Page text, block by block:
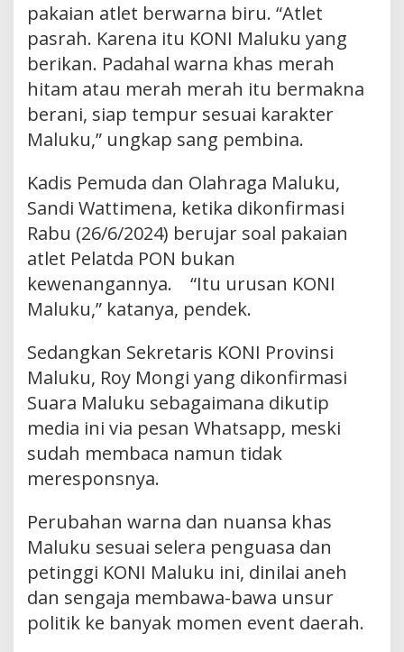
pakaian atlet berwarna biru. “Atlet
pasrah. Karena itu KONI Maluku yang
berikan. Padahal warna khas merah
hitam atau merah merah itu bermakna
berani, siap tempur sesuai karakter
Maluku,” ungkap sang pembina.
Kadis Pemuda dan Olahraga Maluku,
Sandi Wattimena, ketika dikonfirmasi
Rabu (26/6/2024) berujar soal pakaian
atlet Pelatda PON bukan
kewenangannya. “Itu urusan KONI
Maluku,” katanya, pendek.
Sedangkan Sekretaris KONI Provinsi
Maluku, Roy Mongi yang dikonfirmasi
Suara Maluku sebagaimana dikutip
media ini via pesan Whatsapp, meski
sudah membaca namun tidak
meresponsnya.
Perubahan warna dan nuansa khas
Maluku sesuai selera penguasa dan
petinggi KONI Maluku ini, dinilai aneh
dan sengaja membawa-bawa unsur
politik ke banyak momen event daerah.